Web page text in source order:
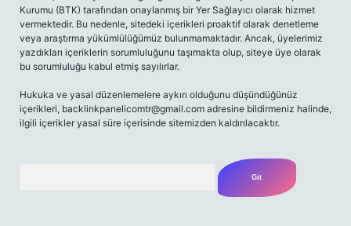
Kurumu (BTK) tarafından onaylanmış bir Yer Sağlayıcı olarak hizmet
vermektedir. Bu nedenle, sitedeki içerikleri proaktif olarak denetleme
veya araştırma yükümlülüğümüz bulunmamaktadır. Ancak, üyelerimiz
yazdıkları içeriklerin sorumluluğunu taşımakta olup, siteye üye olarak
bu sorumluluğu kabul etmiş sayılırlar.
Hukuka ve yasal düzenlemelere aykırı olduğunu düşündüğünüz
içerikleri, backlinkpanelicomtr@gmail.com adresine bildirmeniz halinde,
ilgili içerikler yasal süre içerisinde sitemizden kaldırılacaktır.